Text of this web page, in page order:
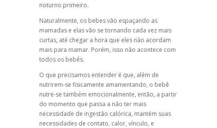
noturno primeiro.
Naturalmente, os bebes vão espaçando as
mamadas e elas vão se tornando cada vez mais
curtas, até chegar a hora que eles não acordam
mais para mamar. Porém, isso não acontece com
todos os bebês.
O que precisamos entender é que, além de
nutrirem-se fisicamente amamentando, o bebê
nutre-se também emocionalmente, então, a partir
do momento que passa a não ter mais
necessidade de ingestão calórica, mantém suas
necessidades de contato, calor, vínculo, e